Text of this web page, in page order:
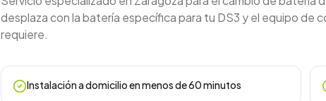
desplaza con la batería específica para tu DS3 y el equipo de
requiere.
Instalación a domicilio en menos de 60 minutos